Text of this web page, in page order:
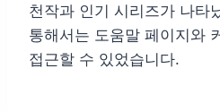
천작과 인기 시리즈가 나타
통해서는 도움말 페이지와
접근할 수 있었습니다.